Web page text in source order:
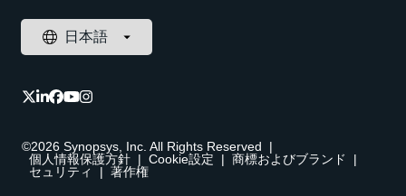
©2026 Synopsys, Inc. All Rights Reserved
|
個人情報保護方針 | Cookie設定 | 商標およびブランド
|
セュリティ
| 著作権